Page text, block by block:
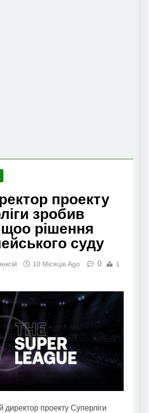
проекту
зробив
рішення
суду
10 Місяців Ago 0
1
директор проекту Суперліги